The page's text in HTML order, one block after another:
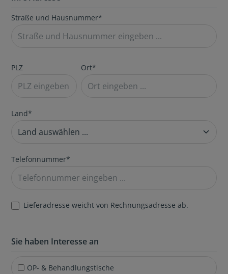
Straße und Hausnummer*
PLZ Ort*
Land*
Telefonnummer*
Lieferadresse weicht von Rechnungsadresse ab.
Sie haben Interesse an
OP- & Behandlungstische